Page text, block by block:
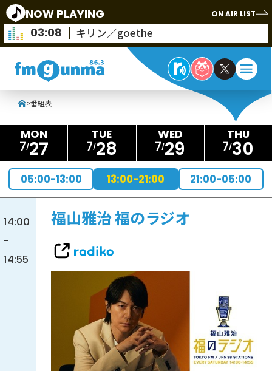
NOW PLAYING ON AIR LIST
03:08 キリン／goethe
>番組表
7 27 7 28 7 29 7 30
05:00-13:00 13:00-21:00 21:00-05:00
14:00
-
14:55
福山雅治 福のラジオ